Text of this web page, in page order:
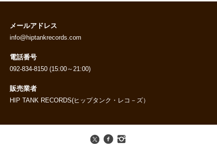
メールアドレス
info@hiptankrecords.com
電話番号
092-834-8150 (15:00～21:00)
販売業者
HIP TANK RECORDS(ヒップタンク・レコ－ズ）